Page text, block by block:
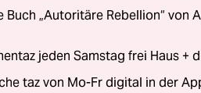
Buch „Autoritäre Rebellion“ von
jeden Samstag frei Haus +
taz von Mo-Fr digital in der